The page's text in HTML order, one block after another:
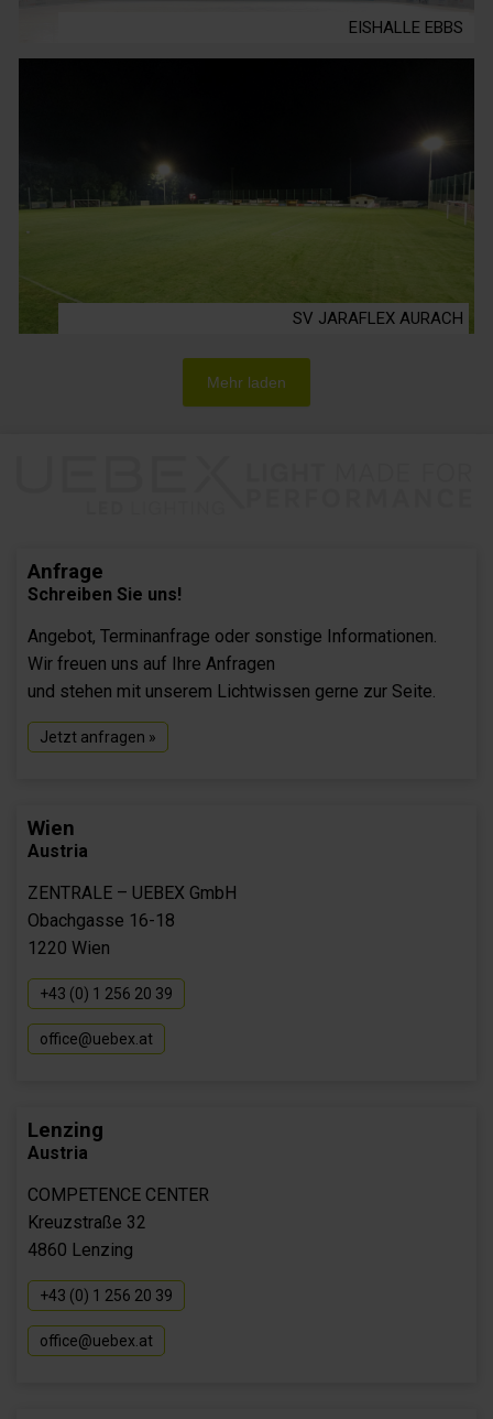
EISHALLE EBBS
SV JARAFLEX AURACH
Mehr laden
Anfrage
Schreiben Sie uns!
Angebot, Terminanfrage oder sonstige Informationen.
Wir freuen uns auf Ihre Anfragen
und stehen mit unserem Lichtwissen gerne zur Seite.
Jetzt anfragen »
Wien
Austria
ZENTRALE – UEBEX GmbH
Obachgasse 16-18
1220 Wien
+43 (0) 1 256 20 39
office@uebex.at
Lenzing
Austria
COMPETENCE CENTER
Kreuzstraße 32
4860 Lenzing
+43 (0) 1 256 20 39
office@uebex.at